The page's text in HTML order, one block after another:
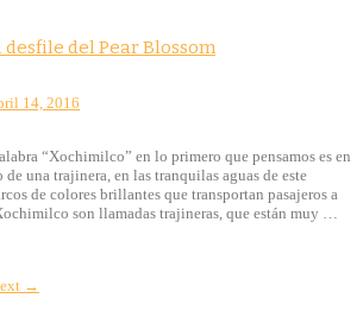
desfile del Pear Blossom
14, 2016
“Xochimilco” en lo primero que pensamos es en
una trajinera, en las tranquilas aguas de este
de colores brillantes que transportan pasajeros a
son llamadas trajineras, que están muy …
→